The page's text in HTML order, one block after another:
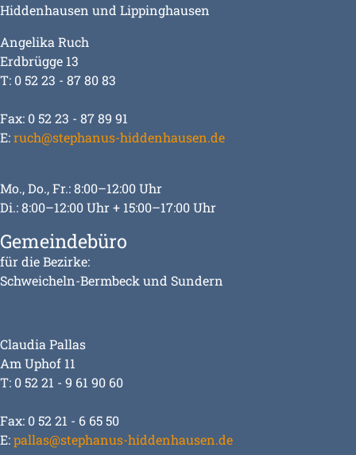
Hiddenhausen und Lippinghausen
Angelika Ruch
Erdbrügge 13
T: 0 52 23 - 87 80 83
Fax: 0 52 23 - 87 89 91
E:ruch@stephanus-hiddenhausen.de
Mo., Do., Fr.: 8:00–12:00 Uhr
Di.: 8:00–12:00 Uhr + 15:00–17:00 Uhr
Gemeindebüro
für die Bezirke:
Schweicheln-Bermbeck und Sundern
Claudia Pallas
Am Uphof 11
T: 0 52 21 - 9 61 90 60
Fax: 0 52 21 - 6 65 50
E:pallas@stephanus-hiddenhausen.de